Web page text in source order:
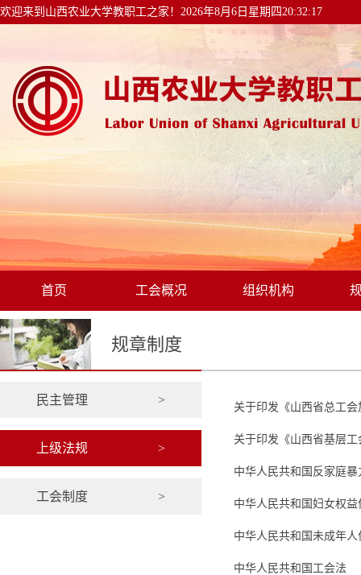
欢迎来到山西农业大学教职工之家！ 2026年8月6日星期四20:32:17
首页 工会概况 组织机构
规章制度
民主管理 >
上级法规 >
工会制度 >
关于印发《山西省总工
关于印发《山西省基层
中华人民共和国反家庭暴
中华人民共和国妇女权益
中华人民共和国未成年人
中华人民共和国工会法